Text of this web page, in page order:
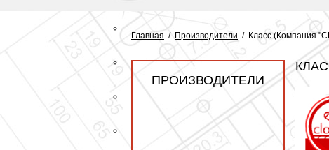
Главная / Производители / Класс (Компания
ПРОИЗВОДИТЕЛИ